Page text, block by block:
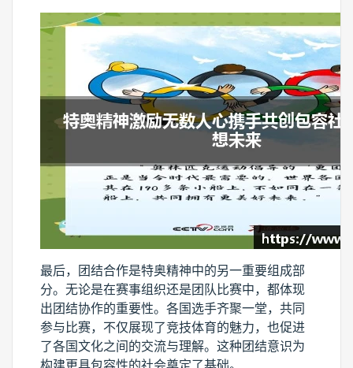
最后，团结合作是特奥精神中的另一重要组成部
分。无论是在赛事组织还是团队比赛中，都体现
出团结协作的重要性。各国选手齐聚一堂，共同
参与比赛，不仅展现了竞技体育的魅力，也促进
了各国文化之间的交流与理解。这种团结意识为